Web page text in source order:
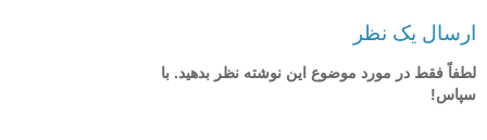
ارسال یک نظر
لطفاً فقط در مورد موضوع این نوشته نظر بدهید. با
سپاس!